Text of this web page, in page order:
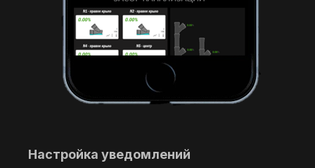
Настройка уведомлений